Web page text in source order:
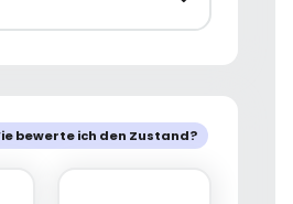
bewerte ich den Zustand?